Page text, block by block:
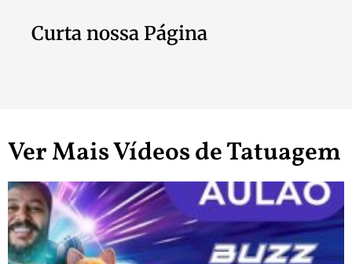
Curta nossa Página
Ver Mais Vídeos de Tatuagem